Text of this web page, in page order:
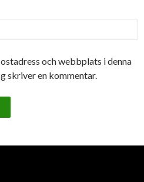
och webbplats i denna
skriver en kommentar.